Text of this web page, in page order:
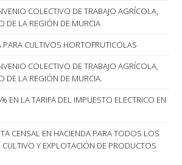
COLECTIVO DE TRABAJO AGRÍCOLA,
DE LA REGIÓN DE MURCIA
PARA CULTIVOS HORTOFRUTICOLAS
COLECTIVO DE TRABAJO AGRÍCOLA,
DE LA REGIÓN DE MURCIA.
EN LA TARIFA DEL IMPUESTO ELECTRICO EN
CENSAL EN HACIENDA PARA TODOS LOS
Y EXPLOTACIÓN DE PRODUCTOS